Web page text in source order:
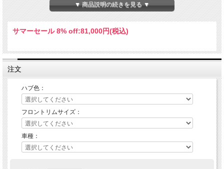
SUZUKI RM-Z250/450 用REXホイール（フロント）のご紹介です。
モトクロス＆エンデューロに適したフロント21インチのホイールキットです。
ハブカラーをお選びください。
▼ 商品説明の続きを見る ▼
サマーセール 8% off:81,000円(税込)
注文
ハブ色：
フロントリムサイズ：
車種：